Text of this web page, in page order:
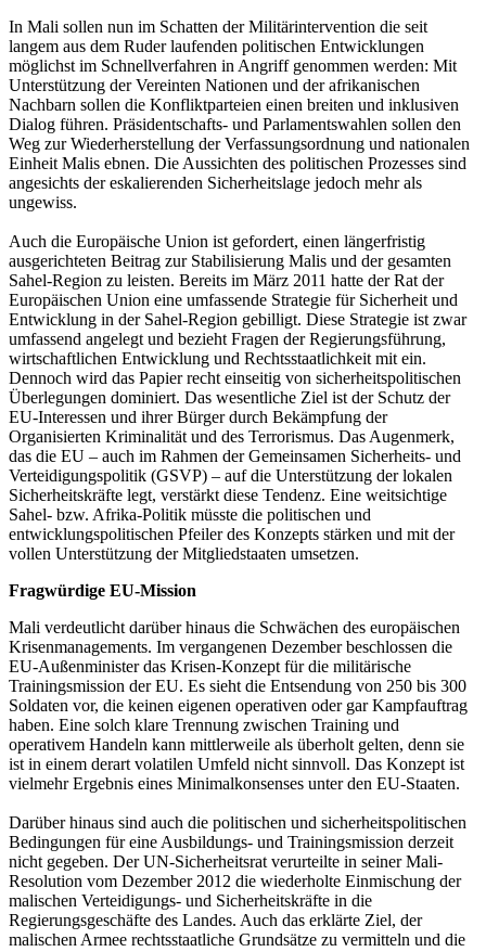
In Mali sollen nun im Schatten der Militärintervention die seit
langem aus dem Ruder laufenden politischen Entwicklungen
möglichst im Schnellverfahren in Angriff genommen werden: Mit
Unterstützung der Vereinten Nationen und der afrikanischen
Nachbarn sollen die Konfliktparteien einen breiten und inklusiven
Dialog führen. Präsidentschafts- und Parlamentswahlen sollen den
Weg zur Wiederherstellung der Verfassungsordnung und nationalen
Einheit Malis ebnen. Die Aussichten des politischen Prozesses sind
angesichts der eskalierenden Sicherheitslage jedoch mehr als
ungewiss.
Auch die Europäische Union ist gefordert, einen längerfristig
ausgerichteten Beitrag zur Stabilisierung Malis und der gesamten
Sahel-Region zu leisten. Bereits im März 2011 hatte der Rat der
Europäischen Union eine umfassende Strategie für Sicherheit und
Entwicklung in der Sahel-Region gebilligt. Diese Strategie ist zwar
umfassend angelegt und bezieht Fragen der Regierungsführung,
wirtschaftlichen Entwicklung und Rechtsstaatlichkeit mit ein.
Dennoch wird das Papier recht einseitig von sicherheitspolitischen
Überlegungen dominiert. Das wesentliche Ziel ist der Schutz der
EU-Interessen und ihrer Bürger durch Bekämpfung der
Organisierten Kriminalität und des Terrorismus. Das Augenmerk,
das die EU – auch im Rahmen der Gemeinsamen Sicherheits- und
Verteidigungspolitik (GSVP) – auf die Unterstützung der lokalen
Sicherheitskräfte legt, verstärkt diese Tendenz. Eine weitsichtige
Sahel- bzw. Afrika-Politik müsste die politischen und
entwicklungspolitischen Pfeiler des Konzepts stärken und mit der
vollen Unterstützung der Mitgliedstaaten umsetzen.
Fragwürdige EU-Mission
Mali verdeutlicht darüber hinaus die Schwächen des europäischen
Krisenmanagements. Im vergangenen Dezember beschlossen die
EU-Außenminister das Krisen-Konzept für die militärische
Trainingsmission der EU. Es sieht die Entsendung von 250 bis 300
Soldaten vor, die keinen eigenen operativen oder gar Kampfauftrag
haben. Eine solch klare Trennung zwischen Training und
operativem Handeln kann mittlerweile als überholt gelten, denn sie
ist in einem derart volatilen Umfeld nicht sinnvoll. Das Konzept ist
vielmehr Ergebnis eines Minimalkonsenses unter den EU-Staaten.
Darüber hinaus sind auch die politischen und sicherheitspolitischen
Bedingungen für eine Ausbildungs- und Trainingsmission derzeit
nicht gegeben. Der UN-Sicherheitsrat verurteilte in seiner Mali-
Resolution vom Dezember 2012 die wiederholte Einmischung der
malischen Verteidigungs- und Sicherheitskräfte in die
Regierungsgeschäfte des Landes. Auch das erklärte Ziel, der
malischen Armee rechtsstaatliche Grundsätze zu vermitteln und die